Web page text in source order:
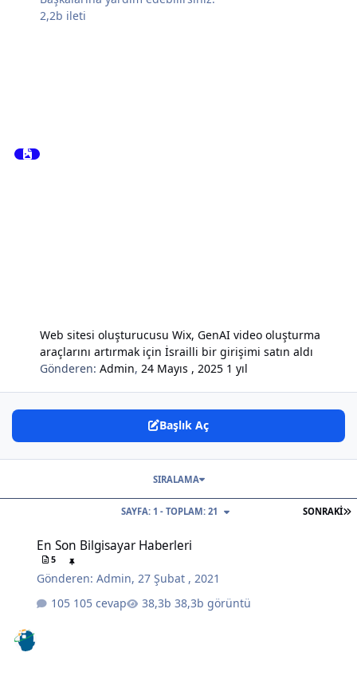
2,2b ileti
Web sitesi oluşturucusu Wix, GenAI video oluşturma
araçlarını artırmak için İsrailli bir girişimi satın aldı
Gönderen:Admin,24 Mayıs , 2025 1 yıl
Başlık Aç
SONRAKI
SAYFA: 1 - TOPLAM: 21
SIRALAMA
En Son Bilgisayar Haberleri
5
Gönderen:Admin,27 Şubat , 2021
105 cevap
38,3b görüntü